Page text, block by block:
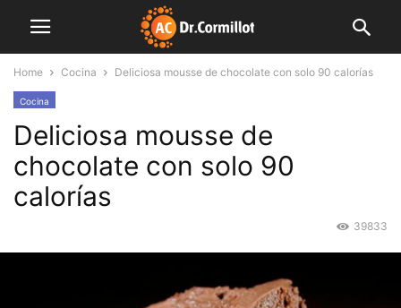
Home Cocina Deliciosa mousse de chocolate con solo 90 calorías
Cocina
Deliciosa mousse de
chocolate con solo 90
calorías
39833